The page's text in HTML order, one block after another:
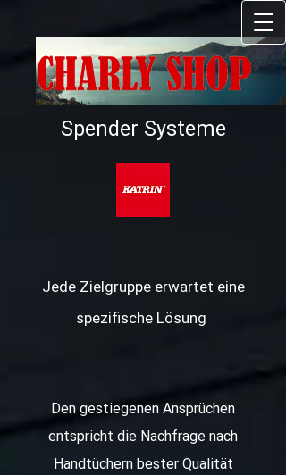
GmbH
Spender Systeme
Jede Zielgruppe erwartet eine
spezifische Lösung
Den gestiegenen Ansprüchen
entspricht die Nachfrage nach
Handtüchern bester Qualität